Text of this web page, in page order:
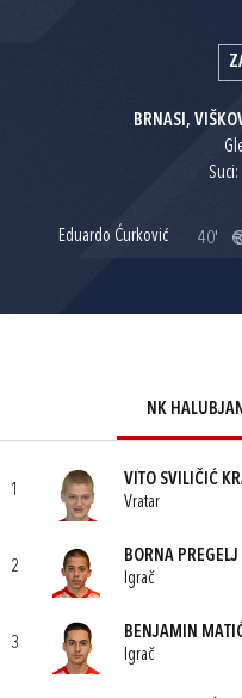
BRNASI,
Suci:
Eduardo Ćurković 40'
NK
1
VITO SVILIČIĆ
Vratar
2
BORNA PREGELJ
Igrač
3
BENJAMIN
Igrač